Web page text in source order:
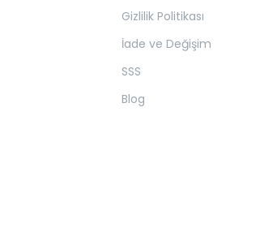
Gizlilik Politikası
İade ve Değişim
SSS
Blog